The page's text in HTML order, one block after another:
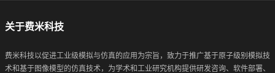
关于费米科技
费米科技以促进工业级模拟与仿真的应用为宗旨，致力于推广基于原子级别模拟技
术和基于图像模型的仿真技术，为学术和工业研究机构提供研发咨询、软件部署、